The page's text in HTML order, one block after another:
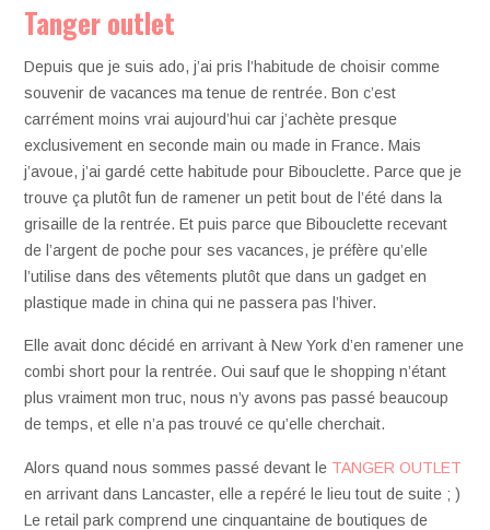
Tanger outlet
Depuis que je suis ado, j’ai pris l’habitude de choisir comme
souvenir de vacances ma tenue de rentrée. Bon c’est
carrément moins vrai aujourd’hui car j’achète presque
exclusivement en seconde main ou made in France. Mais
j’avoue, j’ai gardé cette habitude pour Bibouclette. Parce que je
trouve ça plutôt fun de ramener un petit bout de l’été dans la
grisaille de la rentrée. Et puis parce que Bibouclette recevant
de l’argent de poche pour ses vacances, je préfère qu’elle
l’utilise dans des vêtements plutôt que dans un gadget en
plastique made in china qui ne passera pas l’hiver.
Elle avait donc décidé en arrivant à New York d’en ramener une
combi short pour la rentrée. Oui sauf que le shopping n’étant
plus vraiment mon truc, nous n’y avons pas passé beaucoup
de temps, et elle n’a pas trouvé ce qu’elle cherchait.
Alors quand nous sommes passé devant le TANGER OUTLET
en arrivant dans Lancaster, elle a repéré le lieu tout de suite ; )
Le retail park comprend une cinquantaine de boutiques de